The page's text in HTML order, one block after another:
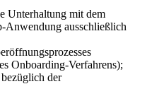
Unterhaltung mit dem
Anwendung ausschließlich
Onboarding-Verfahrens);
der